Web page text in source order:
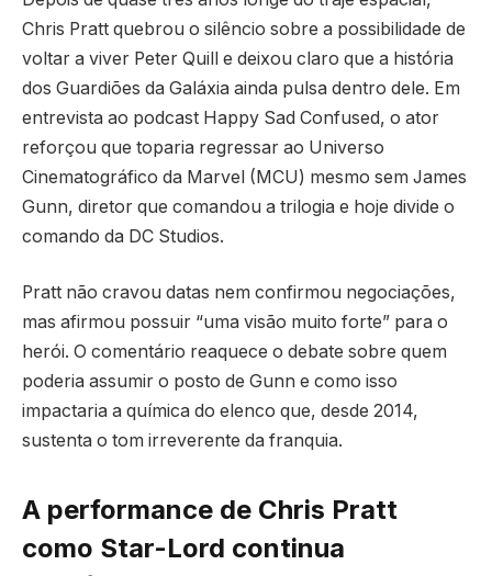
Chris Pratt quebrou o silêncio sobre a possibilidade de
voltar a viver Peter Quill e deixou claro que a história
dos Guardiões da Galáxia ainda pulsa dentro dele. Em
entrevista ao podcast Happy Sad Confused, o ator
reforçou que toparia regressar ao Universo
Cinematográfico da Marvel (MCU) mesmo sem James
Gunn, diretor que comandou a trilogia e hoje divide o
comando da DC Studios.
Pratt não cravou datas nem confirmou negociações,
mas afirmou possuir “uma visão muito forte” para o
herói. O comentário reaquece o debate sobre quem
poderia assumir o posto de Gunn e como isso
impactaria a química do elenco que, desde 2014,
sustenta o tom irreverente da franquia.
A performance de Chris Pratt
como Star-Lord continua